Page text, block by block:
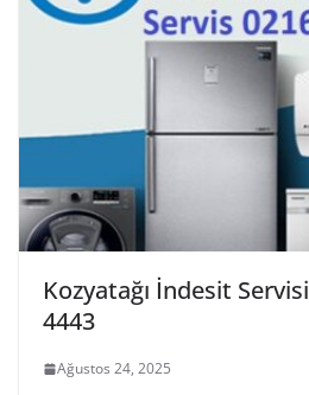
Kozyatağı İndesit Servisi
4443
Ağustos 24, 2025